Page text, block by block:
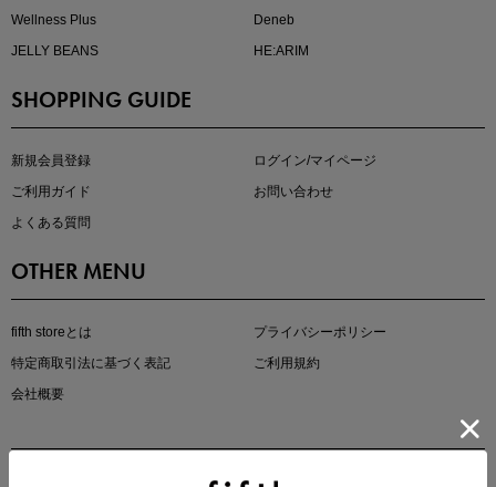
大人の着映えアイテム5選
マストバイアイテム
Wellness Plus
Deneb
JELLY BEANS
HE:ARIM
SHOPPING GUIDE
新規会員登録
ログイン/マイページ
ご利用ガイド
お問い合わせ
よくある質問
OTHER MENU
fifth storeとは
プライバシーポリシー
特定商取引法に基づく表記
ご利用規約
会社概要